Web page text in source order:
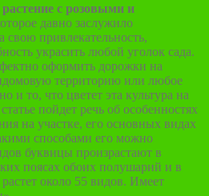
с розовыми и
давно заслужило
свою привлекательность,
украсить любой уголок сада.
оформить дорожки на
территорию или любое
и то, что цветет эта культура на
пойдет речь об особенностях
на участке, его основных видах
способами его можно
буквицы произрастают в
поясах обоих полушарий и в
около 55 видов. Имеет